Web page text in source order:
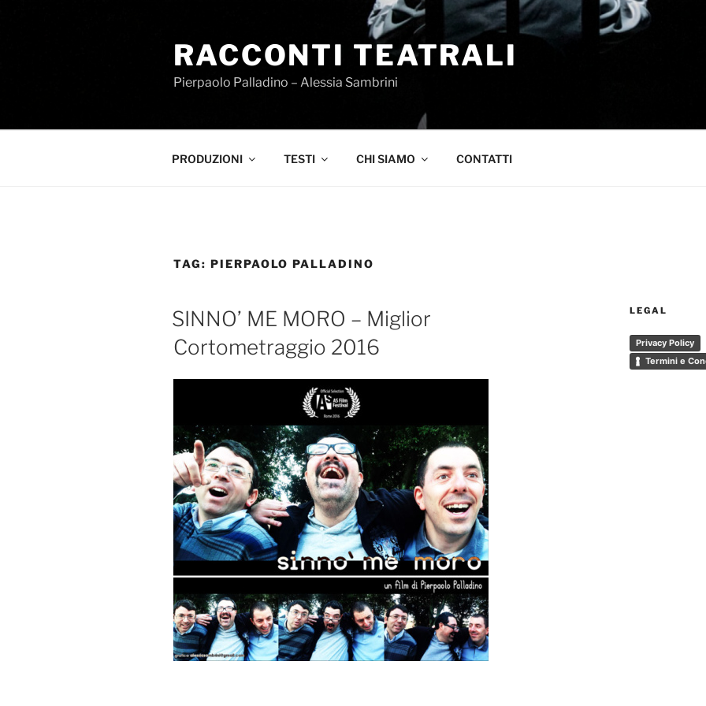
RACCONTI TEATRALI
Pierpaolo Palladino – Alessia Sambrini
PRODUZIONI TESTI CHI SIAMO CONTATTI
TAG: PIERPAOLO PALLADINO
SINNO’ ME MORO – Miglior
Cortometraggio 2016
LEGAL
Privacy Policy
Termini e